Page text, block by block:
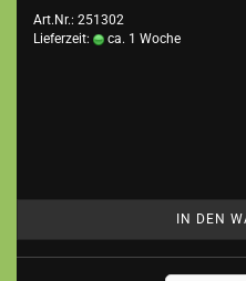
Art.Nr.: 251302
Lieferzeit:
ca. 1 Woche
IN DEN